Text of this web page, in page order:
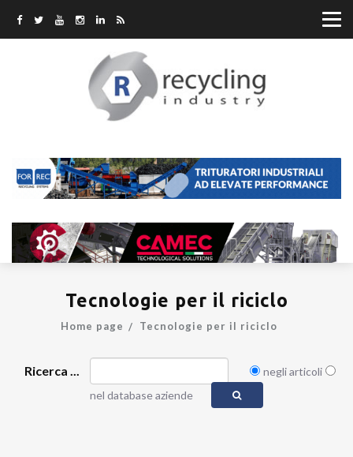
Tecnologie per il riciclo
Home page Tecnologie per il riciclo
Ricerca ...
negli articoli
nel database aziende